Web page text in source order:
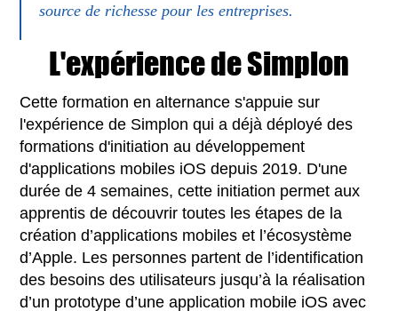
source de richesse pour les entreprises.
L'expérience de Simplon
Cette formation en alternance s'appuie sur
l'expérience de Simplon qui a déjà déployé des
formations d'initiation au développement
d'applications mobiles iOS depuis 2019. D'une
durée de 4 semaines, cette initiation permet aux
apprentis de découvrir toutes les étapes de la
création d’applications mobiles et l’écosystème
d’Apple. Les personnes partent de l’identification
des besoins des utilisateurs jusqu’à la réalisation
d’un prototype d’une application mobile iOS avec